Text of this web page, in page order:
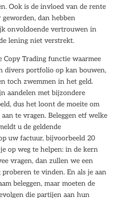
Ook is de invloed van de rente
dan hebben
onvoldoende vertrouwen in
lening niet verstrekt.
Copy Trading functie waarmee
divers portfolio op kan bouwen,
toch zwemmen in het geld.
aandelen met bijzondere
dus het loont de moeite om
te vragen. Beleggen etf welke
u de geldende
uw factuur, bijvoorbeeld 20
op weg te helpen: in de kern
vragen, dan zullen we een
te vinden. En als je aan
beleggen, maar moeten de
die partijen aan hun